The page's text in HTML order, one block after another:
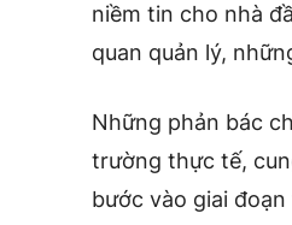
niềm tin cho nhà
quan quản lý,
Những phản bác
trường thực tế,
bước vào giai